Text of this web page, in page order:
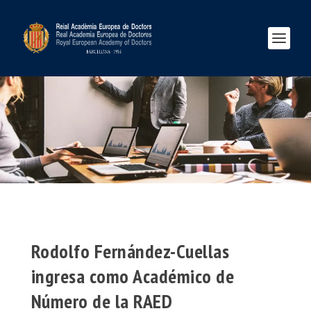
Rodolfo Fernández-Cuellas
ingresa como Académico de
Número de la RAED